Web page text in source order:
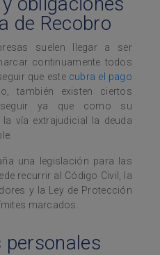
de Recobro
suelen llegar a ser
continuamente todos
que este cubra el pago
también existen ciertos
seguir ya que como su
vía extrajudicial la deuda
una legislación para las
recurrir al Código Civil, la
y la Ley de Protección
marcados.
personales